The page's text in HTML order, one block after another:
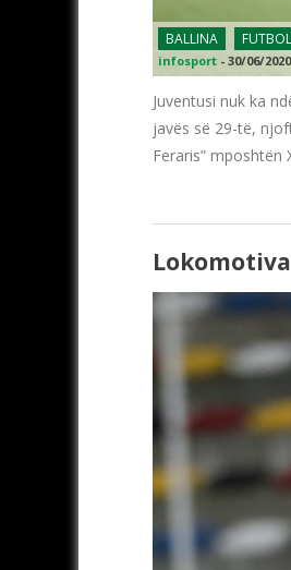
BALLINA
infosport - 30/06/2020
Juventusi nuk ka
javës së 29-të,
Feraris”